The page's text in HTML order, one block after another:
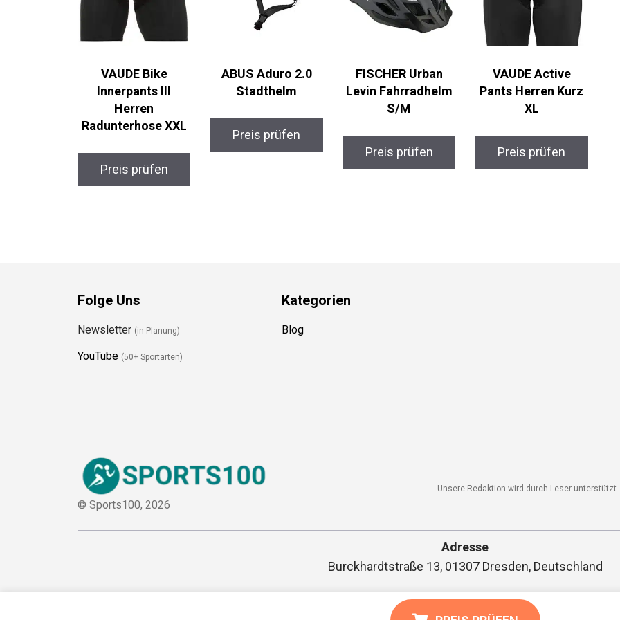
VAUDE Bike
Innerpants III
Herren
Radunterhose XXL
Preis prüfen
ABUS Aduro 2.0
Stadthelm
Preis prüfen
FISCHER Urban
Levin Fahrradhelm
S/M
Preis prüfen
VAUDE Active
Pants Herren Kurz
XL
Preis prüfen
Folge Uns
Newsletter(in Planung)
YouTube (50+ Sportarten)
Kategorien
Blog
© Sports100, 2026
Unsere Redaktion wird durch Leser unterstützt.
Adresse
Burckhardtstraße 13, 01307 Dresden, Deutschland